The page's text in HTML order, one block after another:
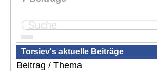
Seite:
Torsiev's aktuelle Beiträge
Beitrag / Thema